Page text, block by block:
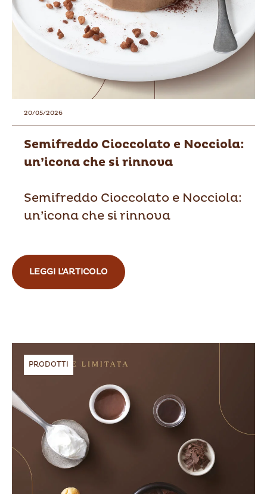
20/05/2026
Semifreddo Cioccolato e Nocciola:
un’icona che si rinnova
Semifreddo Cioccolato e Nocciola:
un’icona che si rinnova
LEGGI L'ARTICOLO
PRODOTTI